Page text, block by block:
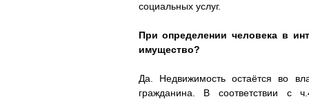
социальных услуг.
При определении человека в
имущество?
Да. Недвижимость остаётся во
гражданина. В соответствии с